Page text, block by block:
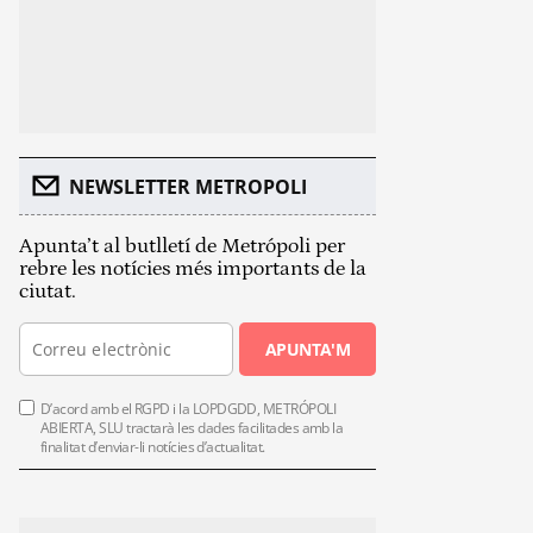
NEWSLETTER METROPOLI
Apunta’t al butlletí de Metrópoli per
rebre les notícies més importants de la
ciutat.
APUNTA'M
D’acord amb el RGPD i la LOPDGDD, METRÓPOLI
ABIERTA, SLU tractarà les dades facilitades amb la
finalitat d’enviar-li notícies d’actualitat.